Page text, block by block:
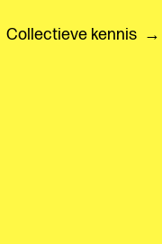
Collectieve kennis